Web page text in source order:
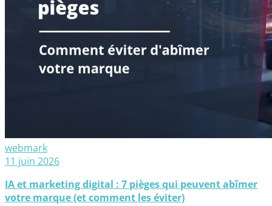
webmark
11 juin 2026
IA et marketing digital : 7 pièges qui peuvent abîmer
votre marque (et comment les éviter)